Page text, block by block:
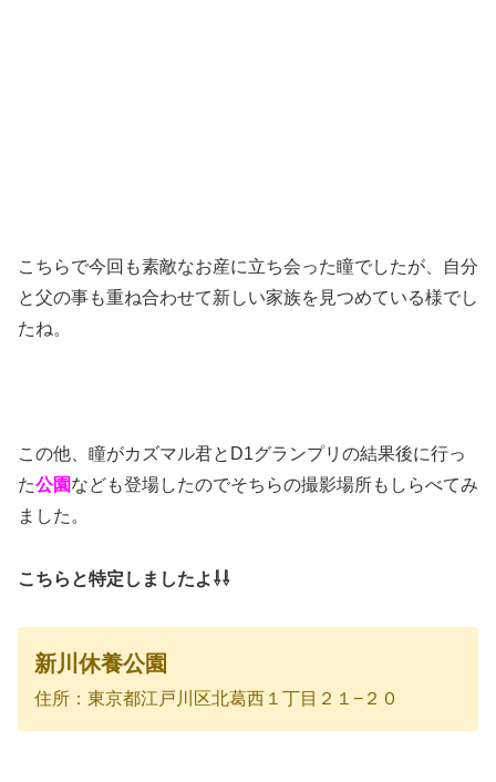
こちらで今回も素敵なお産に立ち会った瞳でしたが、自分
と父の事も重ね合わせて新しい家族を見つめている様でし
たね。
この他、瞳がカズマル君とD1グランプリの結果後に行っ
た公園なども登場したのでそちらの撮影場所もしらべてみ
ました。
こちらと特定しましたよ⇩⇩
新川休養公園
住所：東京都江戸川区北葛西１丁目２１−２０